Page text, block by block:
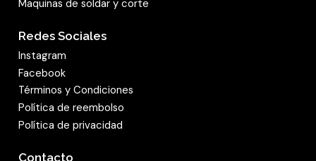
Maquinas de soldar y corte
Redes Sociales
Instagram
Facebook
Términos y Condiciones
Política de reembolso
Política de privacidad
Contacto